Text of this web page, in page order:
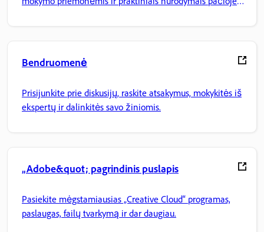
Bendruomenė
Prisijunkite prie diskusijų, raskite atsakymus, mokykitės iš
ekspertų ir dalinkitės savo žiniomis.
„Adobe&quot; pagrindinis puslapis
Pasiekite mėgstamiausias „Creative Cloud“ programas,
paslaugas, failų tvarkymą ir dar daugiau.